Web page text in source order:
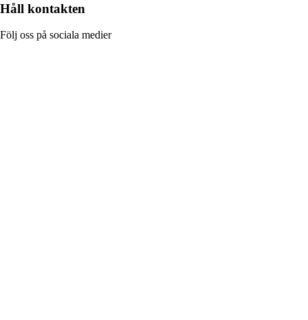
Håll kontakten
Följ oss på sociala medier